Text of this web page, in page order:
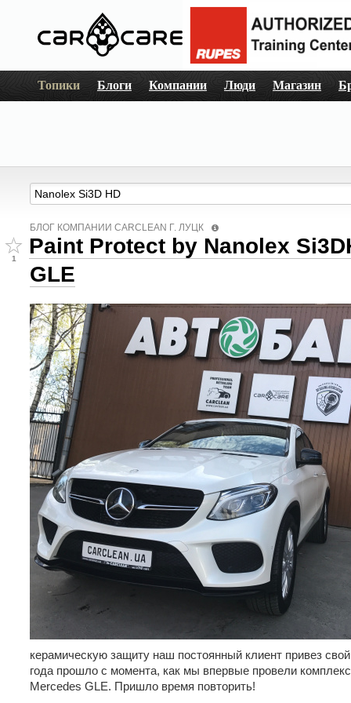
Топики Блоги Компании Люди Магазин
БЛОГ КОМПАНИИ СARCLEAN Г. ЛУЦК
1
Paint Protect by Nanolex
GLE
керамическую защиту наш постоянный клиент привез
года прошло с момента, как мы впервые провели
Mercedes GLE. Пришло время повторить!